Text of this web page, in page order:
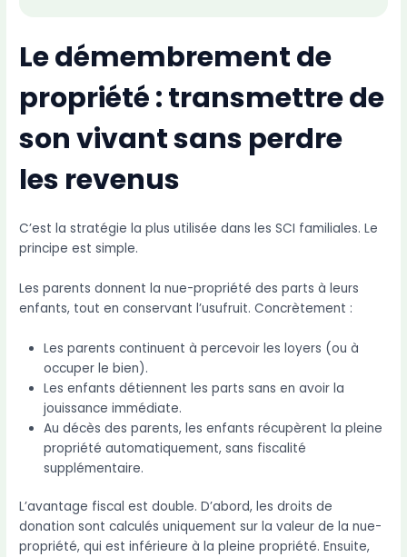
Le démembrement de
propriété : transmettre de
son vivant sans perdre
les revenus
C’est la stratégie la plus utilisée dans les SCI familiales. Le
principe est simple.
Les parents donnent la nue-propriété des parts à leurs
enfants, tout en conservant l’usufruit. Concrètement :
Les parents continuent à percevoir les loyers (ou à
occuper le bien).
Les enfants détiennent les parts sans en avoir la
jouissance immédiate.
Au décès des parents, les enfants récupèrent la pleine
propriété automatiquement, sans fiscalité
supplémentaire.
L’avantage fiscal est double. D’abord, les droits de
donation sont calculés uniquement sur la valeur de la nue-
propriété, qui est inférieure à la pleine propriété. Ensuite,